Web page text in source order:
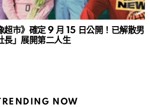
超市》確定 9 月 15 日公開！已解散男
長」展開第二人生
NOW